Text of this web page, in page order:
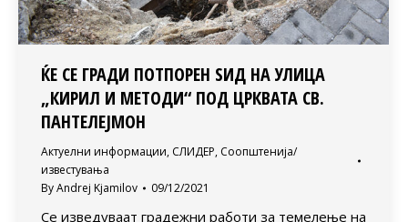
ЌЕ СЕ ГРАДИ ПОТПОРЕН ЅИД НА УЛИЦА
„КИРИЛ И МЕТОДИ“ ПОД ЦРКВАТА СВ.
ПАНТЕЛЕЈМОН
Актуелни информации, СЛИДЕР, Соопштенија/
известувања
ByAndrej Kjamilov 09/12/2021
Се изведуваат градежни работи за темелење на